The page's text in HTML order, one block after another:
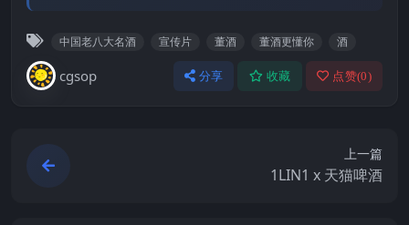
中国老八大名酒 宣传片 董酒 董酒更懂你 酒
cgsop 分享 收藏 点赞(0)
上一篇
1LIN1 x 天猫啤酒